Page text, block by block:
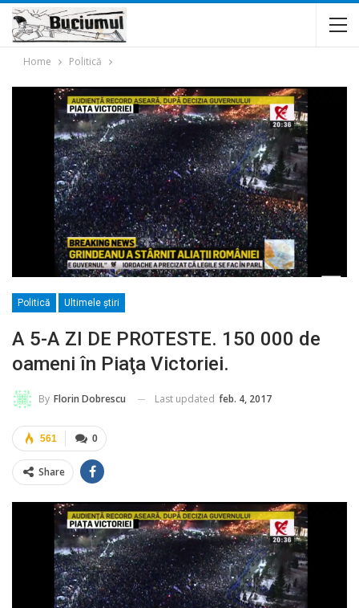
Home Politică
Politică Ultimele ştiri
A 5-A ZI DE PROTESTE. 150 000 de
oameni în Piaţa Victoriei.
By Florin Dobrescu Last updated feb. 4, 2017
0
561
Share